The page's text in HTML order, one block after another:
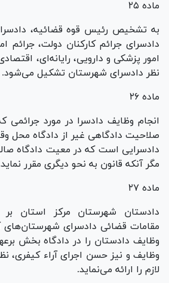
ماده ۲۵
به تشخیص رئیس قوه قضائیه،
دادسرای جرائم کارکنان دولت، جرائم
امور پزشکی و دارویی، رایانه‌ای،
نظر دادسرای شهرستان تشکیل می‌شود.
ماده ۲۶
انجام وظایف دادسرا در مورد جرائمی
صلاحیت دادگاهی غیر از دادگاه محل
دادسرایی است که در معیت دادگاه
مگر آنکه قانون به نحو دیگری مقرر
ماده ۲۷
دادستان شهرستان مرکز استان بر
مقامات قضائی دادسرای شهرستان‌های
وظایف دادستان را در دادگاه بخش
وظایف و نیز حسن اجرای آراء کیفری،
لازم را ارائه می‌نماید.